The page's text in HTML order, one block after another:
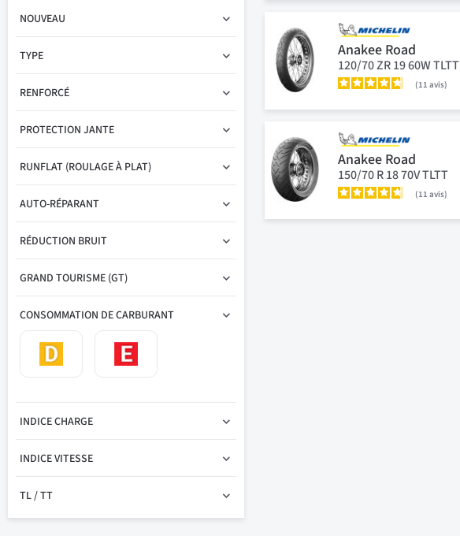
Anakee Road
120/70 ZR 19 60W TLTT
11avis
Anakee Road
150/70 R 18 70V TLTT
11avis
NOUVEAU
TYPE
RENFORCÉ
PROTECTION JANTE
RUNFLAT (ROULAGE À PLAT)
AUTO-RÉPARANT
RÉDUCTION BRUIT
GRAND TOURISME (GT)
CONSOMMATION DE CARBURANT
INDICE CHARGE
INDICE VITESSE
TL / TT